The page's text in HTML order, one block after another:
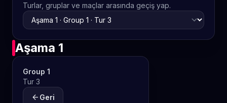
Turlar, gruplar ve maçlar arasında geçiş yap.
Aşama 1
Group 1
Tur 3
arrow_back Geri